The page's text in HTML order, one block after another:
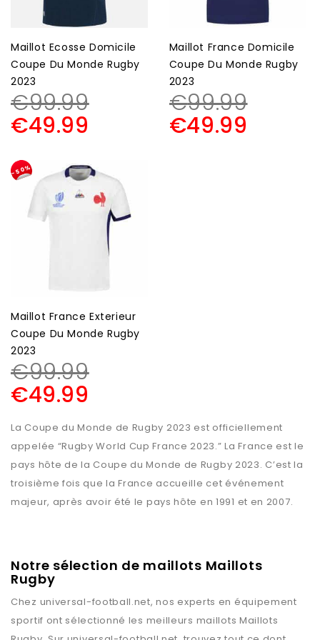
Maillot Ecosse Domicile
Coupe Du Monde Rugby
2023
€99.99
€49.99
Maillot France Domicile
Coupe Du Monde Rugby
2023
€99.99
€49.99
-50%
Maillot France Exterieur
Coupe Du Monde Rugby
2023
€99.99
€49.99
La Coupe du Monde de Rugby 2023 est officiellement
appelée “Rugby World Cup France 2023.” La France est le
pays hôte de la Coupe du Monde de Rugby 2023. C’est la
troisième fois que la France accueille cet événement
majeur, après avoir été le pays hôte en 1991 et en 2007.
Notre sélection de maillots Maillots
Rugby
Chez universal-football.net, nos experts en équipement
sportif ont sélectionné les meilleurs maillots Maillots